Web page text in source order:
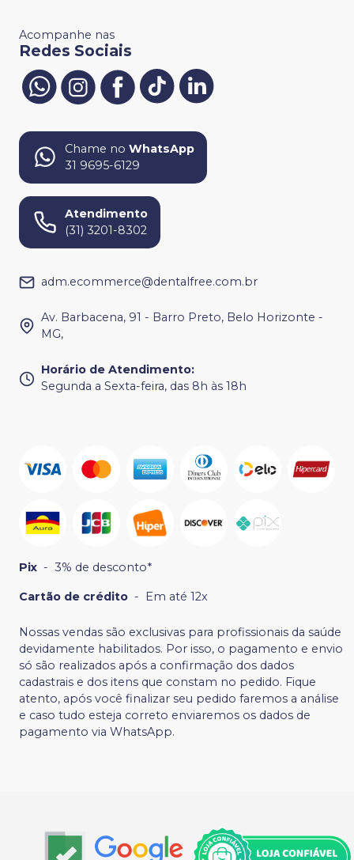
Acompanhe nas
Redes Sociais
Chame no WhatsApp
31 9695-6129
Atendimento
(31) 3201-8302
adm.ecommerce@dentalfree.com.br
Av. Barbacena, 91 - Barro Preto, Belo Horizonte -
MG,
Horário de Atendimento:
Segunda a Sexta-feira, das 8h às 18h
Pix - 3% de desconto*
Cartão de crédito - Em até 12x
Nossas vendas são exclusivas para profissionais da saúde
devidamente habilitados. Por isso, o pagamento e envio
só são realizados após a confirmação dos dados
cadastrais e dos itens que constam no pedido. Fique
atento, após você finalizar seu pedido faremos a análise
e caso tudo esteja correto enviaremos os dados de
pagamento via WhatsApp.